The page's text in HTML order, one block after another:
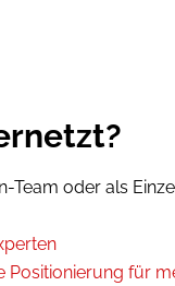
Team oder als
Positionierung für